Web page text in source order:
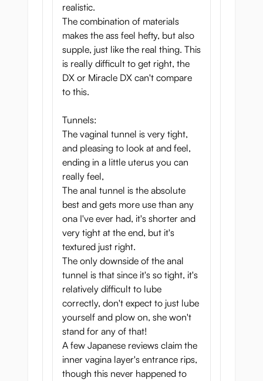
realistic.
The combination of materials
makes the ass feel hefty, but also
supple, just like the real thing. This
is really difficult to get right, the
DX or Miracle DX can't compare
to this.
Tunnels:
The vaginal tunnel is very tight,
and pleasing to look at and feel,
ending in a little uterus you can
really feel,
The anal tunnel is the absolute
best and gets more use than any
ona I've ever had, it's shorter and
very tight at the end, but it's
textured just right.
The only downside of the anal
tunnel is that since it's so tight, it's
relatively difficult to lube
correctly, don't expect to just lube
yourself and plow on, she won't
stand for any of that!
A few Japanese reviews claim the
inner vagina layer's entrance rips,
though this never happened to